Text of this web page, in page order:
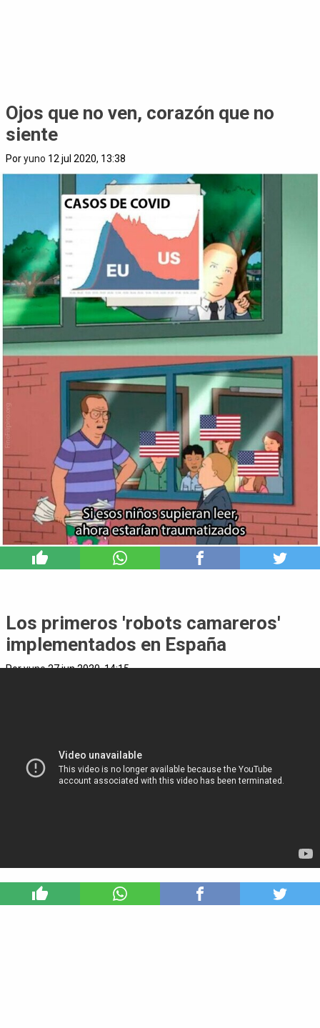
Ojos que no ven, corazón que no
siente
Poryuno 12 jul 2020, 13:38
Los primeros 'robots camareros'
implementados en España
Poryuno27 jun 2020, 14:15